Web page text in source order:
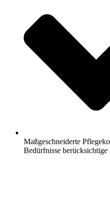
Maßgeschneiderte
Bedürfnisse berücksichtige